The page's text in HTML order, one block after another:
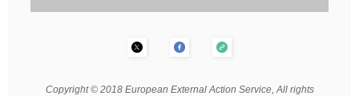
Copyright © 2018 European External Action Service, All rights